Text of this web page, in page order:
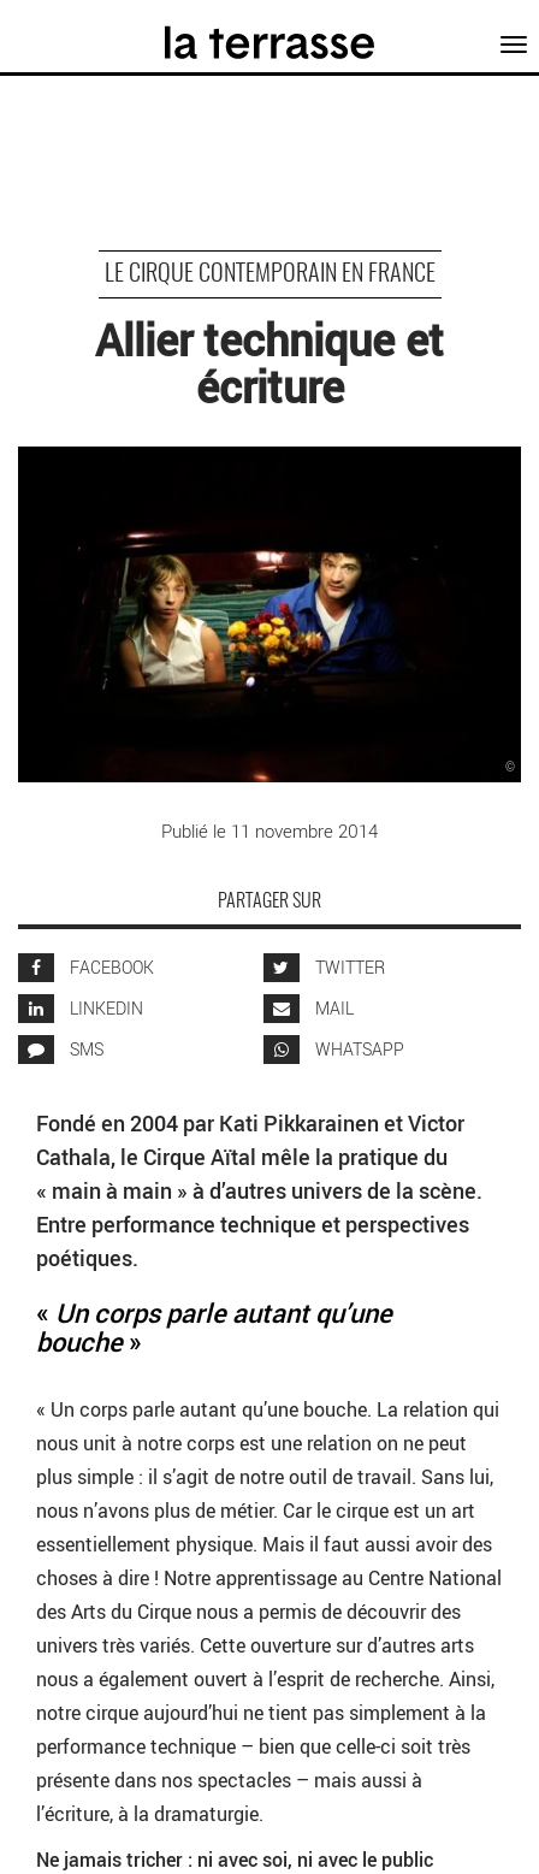
LE CIRQUE CONTEMPORAIN EN FRANCE
Allier technique et
écriture
©
Publié le 11 novembre 2014
PARTAGER SUR
FACEBOOK
TWITTER
LINKEDIN
MAIL
SMS
WHATSAPP
Fondé en 2004 par Kati Pikkarainen et Victor
Cathala, le Cirque Aïtal mêle la pratique du
« main à main » à d’autres univers de la scène.
Entre performance technique et perspectives
poétiques.
« Un corps parle autant qu’une
bouche»
« Un corps parle autant qu’une bouche. La relation qui
nous unit à notre corps est une relation on ne peut
plus simple : il s’agit de notre outil de travail. Sans lui,
nous n’avons plus de métier. Car le cirque est un art
essentiellement physique. Mais il faut aussi avoir des
choses à dire ! Notre apprentissage au Centre National
des Arts du Cirque nous a permis de découvrir des
univers très variés. Cette ouverture sur d’autres arts
nous a également ouvert à l’esprit de recherche. Ainsi,
notre cirque aujourd’hui ne tient pas simplement à la
performance technique – bien que celle-ci soit très
présente dans nos spectacles – mais aussi à
l’écriture, à la dramaturgie.
Ne jamais tricher : ni avec soi, ni avec le public